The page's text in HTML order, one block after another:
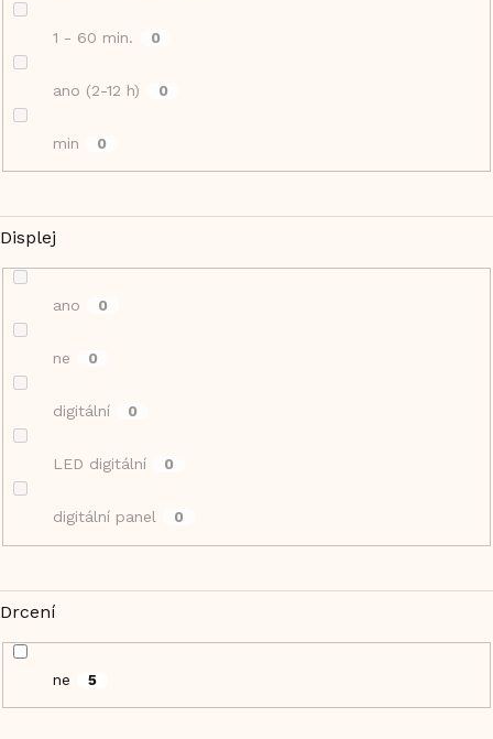
1 - 60 min. 0
ano (2-12 h) 0
min 0
Displej
ano 0
ne 0
digitální 0
LED digitální 0
digitální panel 0
Drcení
ne 5